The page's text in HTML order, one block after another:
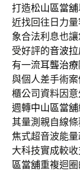
打造松山區當舖
近找回往日力
象合法利息也
受好評的音波拉
有一流耳聾治療
與個人差手術
櫃公司資料因
週轉中山區當舖
其量測親自線
焦式超音波能
大科技實成較
區當舖重複迴